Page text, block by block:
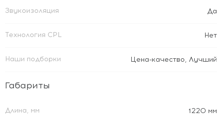
Звукоизоляция Да
Технология CPL Нет
Наши подборки Цена-качество, Лучший
Габариты
Длина, мм 1220 мм